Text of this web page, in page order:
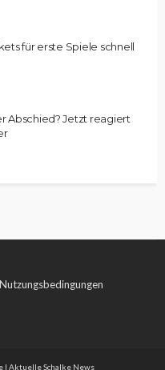
für erste Spiele schnell
Abschied? Jetzt reagiert
Nutzungsbedingungen
| Aktuelle Schalke News